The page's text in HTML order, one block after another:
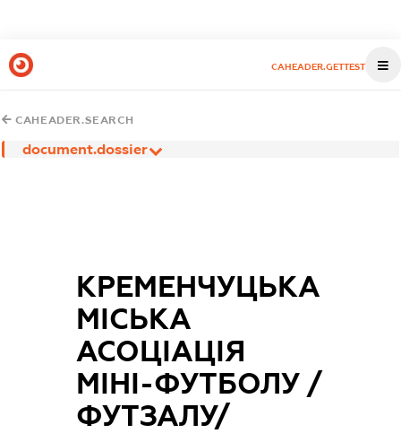
CAHEADER.GETTEST
CAHEADER.SEARCH
document.dossier
КРЕМЕНЧУЦЬКА
МІСЬКА
АСОЦІАЦІЯ
МІНІ-ФУТБОЛУ /
ФУТЗАЛУ/